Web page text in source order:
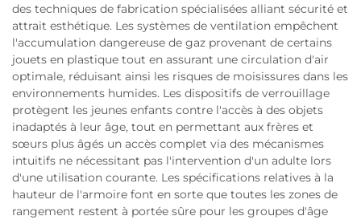
des techniques de fabrication spécialisées alliant sécurité et
attrait esthétique. Les systèmes de ventilation empêchent
l'accumulation dangereuse de gaz provenant de certains
jouets en plastique tout en assurant une circulation d'air
optimale, réduisant ainsi les risques de moisissures dans les
environnements humides. Les dispositifs de verrouillage
protègent les jeunes enfants contre l'accès à des objets
inadaptés à leur âge, tout en permettant aux frères et
sœurs plus âgés un accès complet via des mécanismes
intuitifs ne nécessitant pas l'intervention d'un adulte lors
d'une utilisation courante. Les spécifications relatives à la
hauteur de l'armoire font en sorte que toutes les zones de
rangement restent à portée sûre pour les groupes d'âge